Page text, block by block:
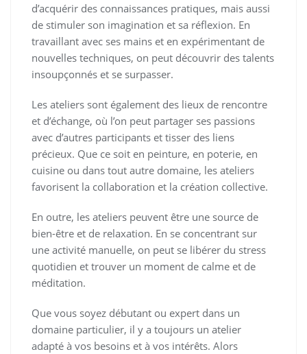
d’acquérir des connaissances pratiques, mais aussi
de stimuler son imagination et sa réflexion. En
travaillant avec ses mains et en expérimentant de
nouvelles techniques, on peut découvrir des talents
insoupçonnés et se surpasser.
Les ateliers sont également des lieux de rencontre
et d’échange, où l’on peut partager ses passions
avec d’autres participants et tisser des liens
précieux. Que ce soit en peinture, en poterie, en
cuisine ou dans tout autre domaine, les ateliers
favorisent la collaboration et la création collective.
En outre, les ateliers peuvent être une source de
bien-être et de relaxation. En se concentrant sur
une activité manuelle, on peut se libérer du stress
quotidien et trouver un moment de calme et de
méditation.
Que vous soyez débutant ou expert dans un
domaine particulier, il y a toujours un atelier
adapté à vos besoins et à vos intérêts. Alors